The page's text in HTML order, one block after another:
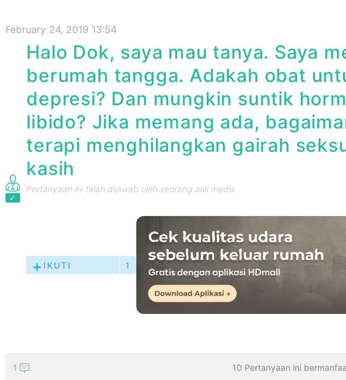
February 24, 2019 13:54
Halo Dok, saya mau tanya. Saya
berumah tangga. Adakah obat
depresi? Dan mungkin suntik
libido? Jika memang ada,
terapi menghilangkan gairah
kasih
Pertanyaan ini telah dijawab oleh seorang ahli medis
IKUTI
PERTANYAAN
1
1 10 Pertanyaan ini